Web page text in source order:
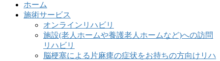
ホーム
施術サービス
オンラインリハビリ
施設(老人ホームや養護老人ホームなど)への訪問
リハビリ
脳梗塞による片麻痺の症状をお持ちの方向けリハ